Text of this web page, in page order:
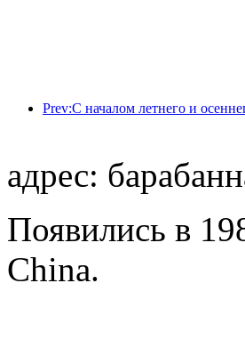
адрес:
Появились в
China.